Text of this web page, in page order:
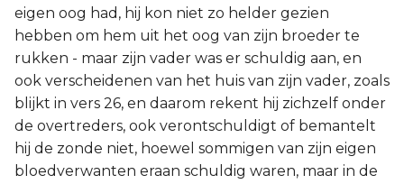
eigen oog had, hij kon niet zo helder gezien
hebben om hem uit het oog van zijn broeder te
rukken - maar zijn vader was er schuldig aan, en
ook verscheidenen van het huis van zijn vader, zoals
blijkt in vers 26, en daarom rekent hij zichzelf onder
de overtreders, ook verontschuldigt of bemantelt
hij de zonde niet, hoewel sommigen van zijn eigen
bloedverwanten eraan schuldig waren, maar in de